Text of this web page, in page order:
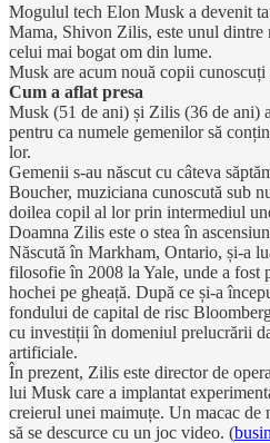
Mogulul tech Elon Musk a devenit
Mama, Shivon Zilis, este unul
celui mai bogat om din lume.
Musk are acum nouă copii
Cum a aflat presa
Musk (51 de ani) și Zilis (36 de ani)
pentru ca numele gemenilor să
lor.
Gemenii s-au născut cu câteva
Boucher, muziciana cunoscută sub
doilea copil al lor prin intermediul
Doamna Zilis este o stea în
Născută în Markham, Ontario, și-a
filosofie în 2008 la Yale, unde a fost
hochei pe gheață. După ce și-a
fondului de capital de risc
cu investiții în domeniul prelucrării
artificiale.
În prezent, Zilis este director de
lui Musk care a implantat
creierul unei maimuțe. Un macac de
să se descurce cu un joc video. (